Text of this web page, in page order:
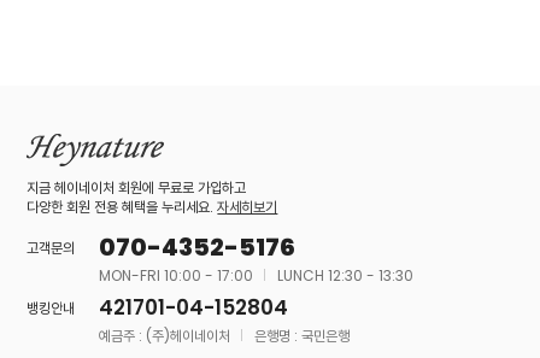
지금 헤이네이처 회원에 무료로 가입하고
다양한 회원 전용 혜택을 누리세요.자세히보기
고객문의
070-4352-5176
MON-FRI 10:00 - 17:00
LUNCH 12:30 - 13:30
뱅킹안내
421701-04-152804
예금주 : (주)헤이네이처 은행명 : 국민은행